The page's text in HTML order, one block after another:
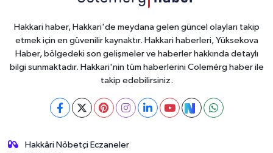
Hakkari haber, Hakkari'de meydana gelen güncel olayları takip
etmek için en güvenilir kaynaktır. Hakkari haberleri, Yüksekova
Haber, bölgedeki son gelişmeler ve haberler hakkında detaylı
bilgi sunmaktadır. Hakkari'nin tüm haberlerini Colemérg haber ile
takip edebilirsiniz.
Hakkâri Nöbetçi Eczaneler